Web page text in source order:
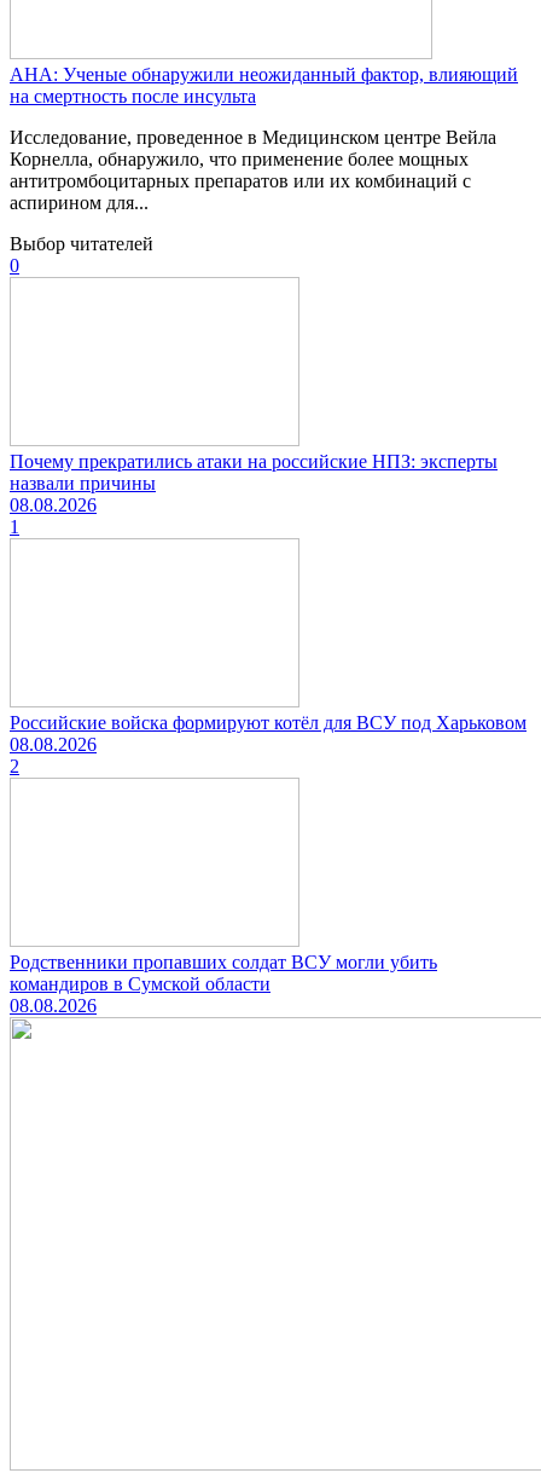
AHA: Ученые обнаружили неожиданный фактор, влияющий
на смертность после инсульта
Исследование, проведенное в Медицинском центре Вейла
Корнелла, обнаружило, что применение более мощных
антитромбоцитарных препаратов или их комбинаций с
аспирином для...
Выбор читателей
0
Почему прекратились атаки на российские НПЗ: эксперты
назвали причины
08.08.2026
1
Российские войска формируют котёл для ВСУ под Харьковом
08.08.2026
2
Родственники пропавших солдат ВСУ могли убить
командиров в Сумской области
08.08.2026